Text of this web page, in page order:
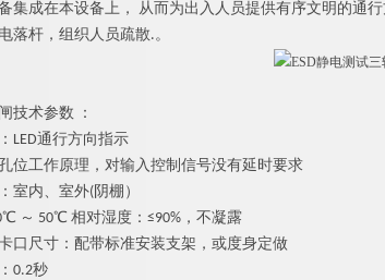
集成在本设备上， 从而为出入人员提供有序文明的通
落杆，组织人员疏散.。
技术参数 ：
LED通行方向指示
位工作原理，对输入控制信号没有延时要求
室内、室外(阴棚）
～ 50℃ 相对湿度：≤90%，不凝露
口尺寸：配带标准安装支架，或度身定做
0.2秒